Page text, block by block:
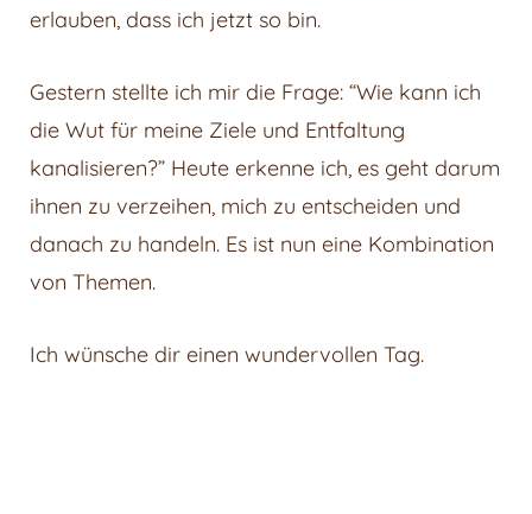
erlauben, dass ich jetzt so bin.
Gestern stellte ich mir die Frage: “Wie kann ich
die Wut für meine Ziele und Entfaltung
kanalisieren?” Heute erkenne ich, es geht darum
ihnen zu verzeihen, mich zu entscheiden und
danach zu handeln. Es ist nun eine Kombination
von Themen.
Ich wünsche dir einen wundervollen Tag.